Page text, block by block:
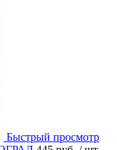
Быстрый просмотр